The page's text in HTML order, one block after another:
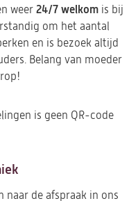
weer 24/7 welkom is bij
om het aantal
en is bezoek altijd
Belang van moeder
is geen QR-code
naar de afspraak in ons